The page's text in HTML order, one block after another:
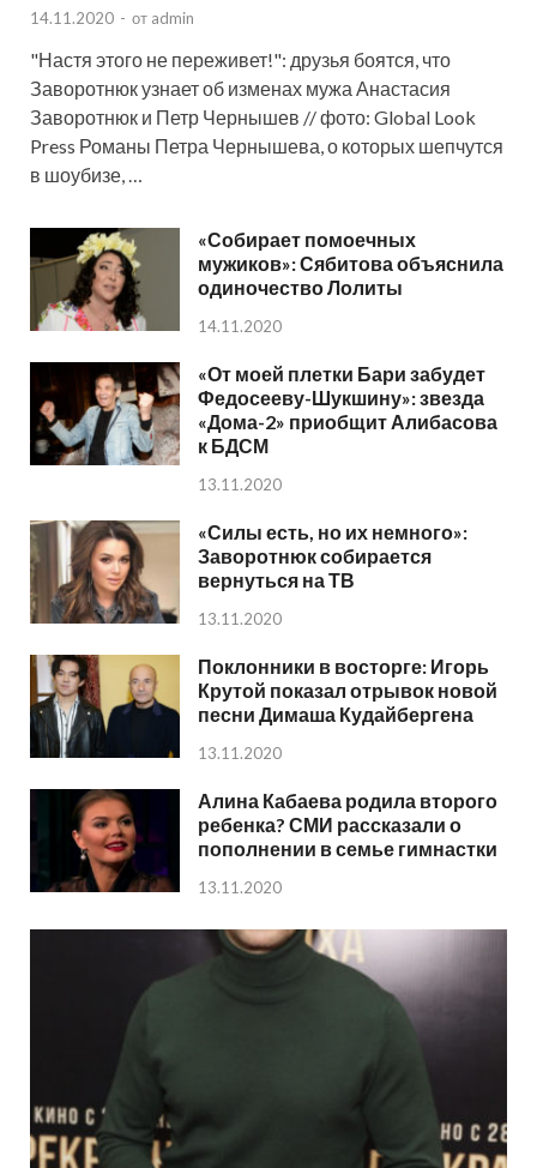
14.11.2020 - от admin
"Настя этого не переживет!": друзья боятся, что
Заворотнюк узнает об изменах мужа Анастасия
Заворотнюк и Петр Чернышев // фото: Global Look
Press Романы Петра Чернышева, о которых шепчутся
в шоубизе, …
«Собирает помоечных
мужиков»: Сябитова объяснила
одиночество Лолиты
14.11.2020
«От моей плетки Бари забудет
Федосееву-Шукшину»: звезда
«Дома-2» приобщит Алибасова
к БДСМ
13.11.2020
«Силы есть, но их немного»:
Заворотнюк собирается
вернуться на ТВ
13.11.2020
Поклонники в восторге: Игорь
Крутой показал отрывок новой
песни Димаша Кудайбергена
13.11.2020
Алина Кабаева родила второго
ребенка? СМИ рассказали о
пополнении в семье гимнастки
13.11.2020